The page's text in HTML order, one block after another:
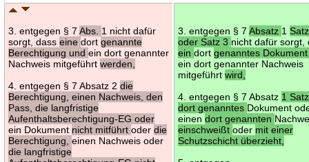
3. entgegen § 7Abs. 1 nicht dafür
sorgt, dasseinedortgenannte
Berechtigung undein dort genannter
Nachweis mitgeführtwerden,
4. entgegen § 7 Absatz 2die
Berechtigung, einen Nachweis, den
Pass, die langfristige
Aufenthaltsberechtigung-EG oder
ein Dokument nicht mitführtoderdie
Berechtigung,einen Nachweis oder
die langfristige
3. entgegen § 7Absatz 1
oder Satz 3 nicht dafür sorgt,
eindortgenanntes
ein dort genannter Nachweis
mitgeführtwird,
4. entgegen § 7 Absatz 1
dort genanntes Dokument
einendort genannten
einschweißtoder mit einer
Schutzschicht überzieht,